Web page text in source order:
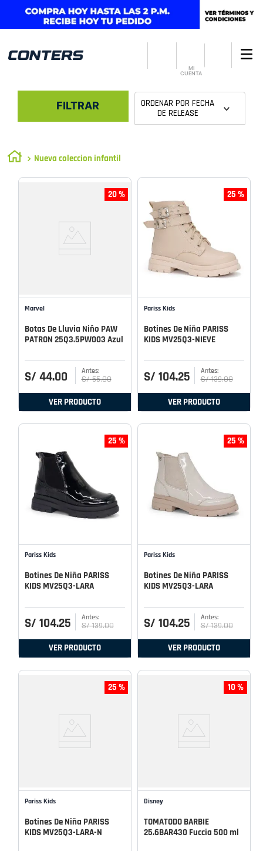
MI
CUENTA
FILTRAR ORDENAR POR FECHA
DE RELEASE
Nueva coleccion infantil
20 %
Marvel
Botas De Lluvia Niño PAW
PATRON 25Q3.5PW003 Azul
S/ 44.00 S/ 55.00
VER PRODUCTO
25 %
Pariss Kids
Botines De Niña PARISS
KIDS MV25Q3-NIEVE
S/ 104.25 S/ 139.00
VER PRODUCTO
25 %
Pariss Kids
Botines De Niña PARISS
KIDS MV25Q3-LARA
S/ 104.25 S/ 139.00
VER PRODUCTO
25 %
Pariss Kids
Botines De Niña PARISS
KIDS MV25Q3-LARA
S/ 104.25 S/ 139.00
VER PRODUCTO
25 %
Pariss Kids
Botines De Niña PARISS
KIDS MV25Q3-LARA-N
10 %
Disney
TOMATODO BARBIE
25.6BAR430 Fuccia 500 ml